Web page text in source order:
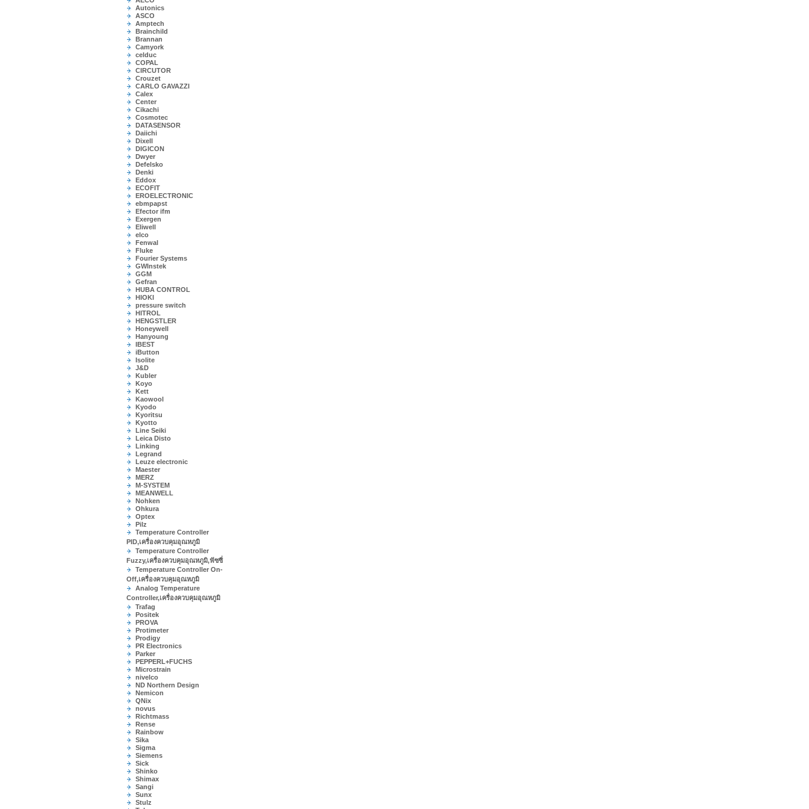
Autonics
ASCO
Amptech
Brainchild
Brannan
Camyork
celduc
COPAL
CIRCUTOR
Crouzet
CARLO GAVAZZI
Calex
Center
Cikachi
Cosmotec
DATASENSOR
Daiichi
Dixell
DIGICON
Dwyer
Defelsko
Denki
Eddox
ECOFIT
EROELECTRONIC
ebmpapst
Efector ifm
Exergen
Eliwell
elco
Fenwal
Fluke
Fourier Systems
GWInstek
GGM
Gefran
HUBA CONTROL
HIOKI
pressure switch
HITROL
HENGSTLER
Honeywell
Hanyoung
IBEST
iButton
Isolite
J&D
Kubler
Koyo
Kett
Kaowool
Kyodo
Kyoritsu
Kyotto
Line Seiki
Leica Disto
Linking
Legrand
Leuze electronic
Maester
MERZ
M-SYSTEM
MEANWELL
Nohken
Ohkura
Optex
Pilz
Temperature Controller
PID,เครื่องควบคุมอุณหภูมิ
Temperature Controller
Fuzzy,เครื่องควบคุมอุณหภูมิ,ฟัซซี่
Temperature Controller On-
Off,เครื่องควบคุมอุณหภูมิ
Analog Temperature
Controller,เครื่องควบคุมอุณหภูมิ
Trafag
Positek
PROVA
Protimeter
Prodigy
PR Electronics
Parker
PEPPERL+FUCHS
Microstrain
nivelco
ND Northern Design
Nemicon
QNix
novus
Richtmass
Rense
Rainbow
Sika
Sigma
Siemens
Sick
Shinko
Shimax
Sangi
Sunx
Stulz